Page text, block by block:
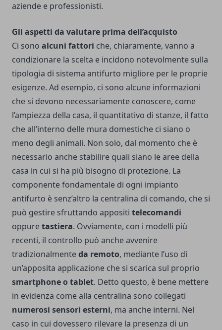
aziende e professionisti.
Gli aspetti da valutare prima dell’acquisto
Ci sono alcuni fattori che, chiaramente, vanno a
condizionare la scelta e incidono notevolmente sulla
tipologia di sistema antifurto migliore per le proprie
esigenze. Ad esempio, ci sono alcune informazioni
che si devono necessariamente conoscere, come
l’ampiezza della casa, il quantitativo di stanze, il fatto
che all’interno delle mura domestiche ci siano o
meno degli animali. Non solo, dal momento che è
necessario anche stabilire quali siano le aree della
casa in cui si ha più bisogno di protezione. La
componente fondamentale di ogni impianto
antifurto è senz’altro la centralina di comando, che si
può gestire sfruttando appositi telecomandi
oppuretastiera. Ovviamente, con i modelli più
recenti, il controllo può anche avvenire
tradizionalmenteda remoto, mediante l’uso di
un’apposita applicazione che si scarica sul proprio
smartphone o tablet. Detto questo, è bene mettere
in evidenza come alla centralina sono collegati
numerosi sensori esterni, ma anche interni. Nel
caso in cui dovessero rilevare la presenza di un